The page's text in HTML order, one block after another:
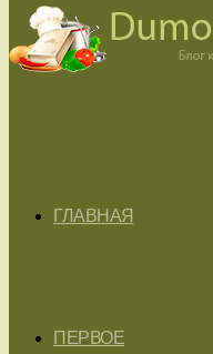
ГЛАВНАЯ
ПЕРВОЕ